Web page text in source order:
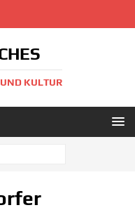
KULTUR